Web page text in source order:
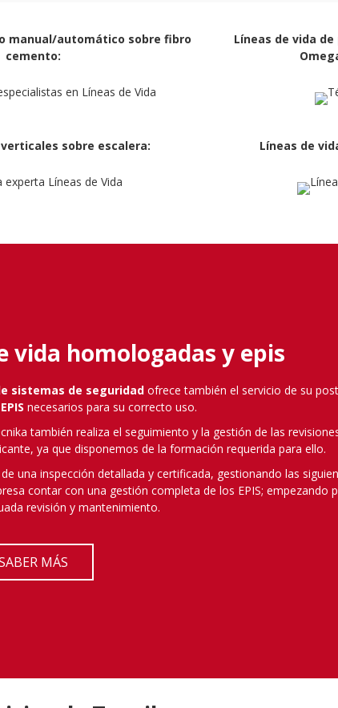
manual/automático sobre fibro
cemento:
sobre escalera:
Líneas de vida
Líneas de
vida homologadas y epis
sistemas de seguridadofrece también el servicio de su
necesarios para su correcto uso.
también realiza el seguimiento y la gestión de las
ya que disponemos de la formación requerida para ello.
una inspección detallada y certificada, gestionando las
contar con una gestión completa de los EPIS; empezando
revisión y mantenimiento.
MÁS